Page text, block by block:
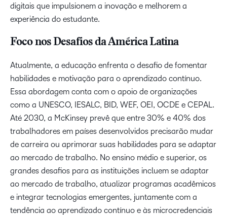
digitais que impulsionem a inovação e melhorem a
experiência do estudante.
Foco nos Desafios da América Latina
Atualmente, a educação enfrenta o desafio de fomentar
habilidades e motivação para o aprendizado contínuo.
Essa abordagem conta com o apoio de organizações
como a UNESCO, IESALC, BID, WEF, OEI, OCDE e CEPAL.
Até 2030, a McKinsey prevê que entre 30% e 40% dos
trabalhadores em países desenvolvidos precisarão mudar
de carreira ou aprimorar suas habilidades para se adaptar
ao mercado de trabalho. No ensino médio e superior, os
grandes desafios para as instituições incluem se adaptar
ao mercado de trabalho, atualizar programas acadêmicos
e integrar tecnologias emergentes, juntamente com a
tendência ao aprendizado contínuo e às microcredenciais